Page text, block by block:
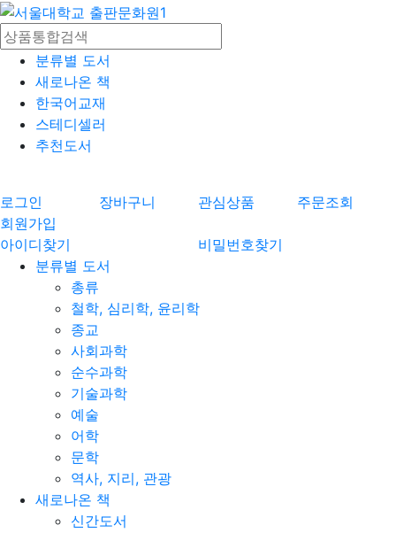
분류별 도서
새로나온 책
한국어교재
스테디셀러
추천도서
로그인 장바구니 관심상품
주문조회
회원가입
아이디찾기
비밀번호찾기
분류별 도서
총류
철학, 심리학, 윤리학
종교
사회과학
순수과학
기술과학
예술
어학
문학
역사, 지리, 관광
새로나온 책
신간도서